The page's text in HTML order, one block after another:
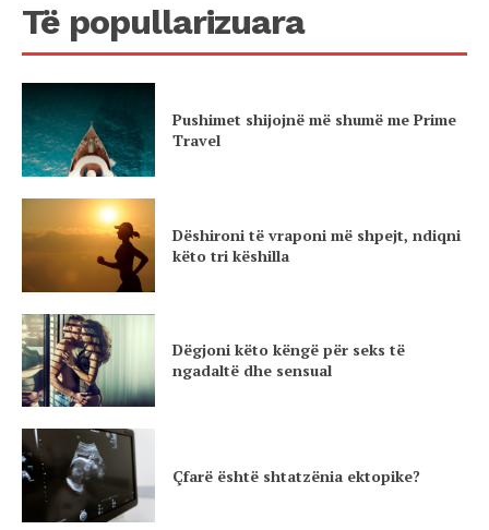
Të popullarizuara
Pushimet shijojnë më shumë me Prime
Travel
Dëshironi të vraponi më shpejt, ndiqni
këto tri këshilla
Dëgjoni këto këngë për seks të
ngadaltë dhe sensual
Çfarë është shtatzënia ektopike?